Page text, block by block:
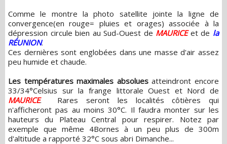
Comme le montre la photo satellite jointe la ligne de
convergence(en rouge= pluies et orages) associée à la
dépression circule bien au Sud-Ouest de MAURICEet de la
RÉUNION.
Ces dernières sont englobées dans une masse d'air assez
peu humide et chaude.
Les températures maximales absoluesatteindront encore
33/34°Celsius sur la frange littorale Ouest et Nord de
MAURICE. Rares seront les localités côtières qui
n'afficheront pas au moins 30°C. Il faudra monter sur les
hauteurs du Plateau Central pour respirer. Notez par
exemple que même 4Bornes à un peu plus de 300m
d'altitude a rapporté 32°C sous abri Dimanche...